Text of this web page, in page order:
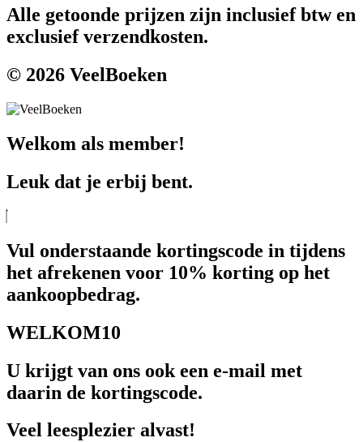
Alle getoonde prijzen zijn inclusief btw en
exclusief verzendkosten.
© 2026 VeelBoeken
Welkom als member!
Leuk dat je erbij bent.
Vul onderstaande kortingscode in tijdens
het afrekenen voor 10% korting op het
aankoopbedrag.
WELKOM10
U krijgt van ons ook een e-mail met
daarin de kortingscode.
Veel leesplezier alvast!